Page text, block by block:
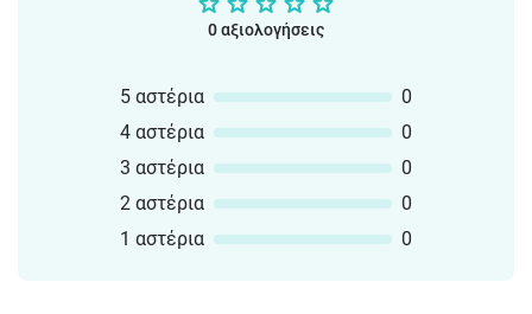
0 αξιολογήσεις
5 αστέρια
0
4 αστέρια
0
3 αστέρια
0
2 αστέρια
0
1 αστέρια
0